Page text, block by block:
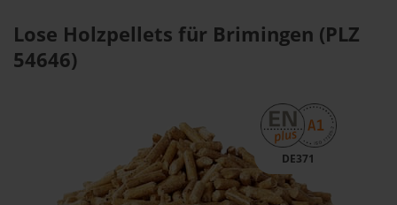
Lose Holzpellets für Brimingen (PLZ
54646)
DE371